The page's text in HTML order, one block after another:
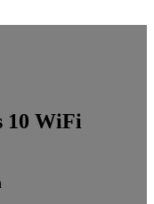
10 WiFi